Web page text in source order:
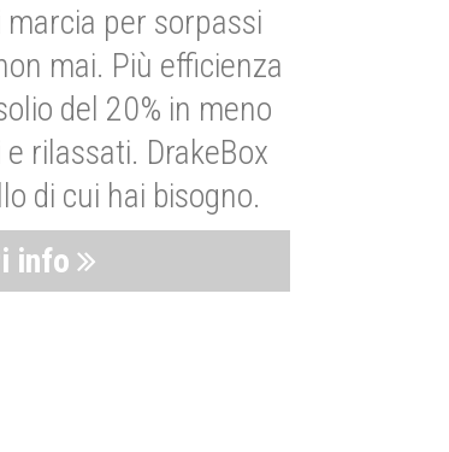
per sorpassi
mai. Più efficienza
del 20% in meno
rilassati. DrakeBox
di cui hai bisogno.
info